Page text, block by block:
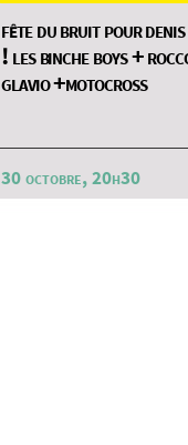
fête du bruit pour denis
! les binche boys +
glavio +motocross
30 octobre, 20h30